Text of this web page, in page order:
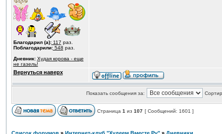
Благодарил (а):117 раз.
Поблагодарили:548 раз.
Дневник: Худая корова - еще
не газель!
Вернуться наверх
Показать сообщения за:
Страница 1 из 107 [ Сообщений: 1601 ]